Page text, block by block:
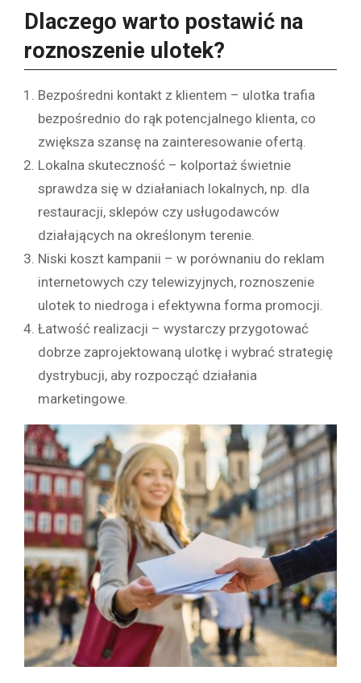
Dlaczego warto postawić na
roznoszenie ulotek?
Bezpośredni kontakt z klientem – ulotka trafia
bezpośrednio do rąk potencjalnego klienta, co
zwiększa szansę na zainteresowanie ofertą.
Lokalna skuteczność – kolportaż świetnie
sprawdza się w działaniach lokalnych, np. dla
restauracji, sklepów czy usługodawców
działających na określonym terenie.
Niski koszt kampanii – w porównaniu do reklam
internetowych czy telewizyjnych, roznoszenie
ulotek to niedroga i efektywna forma promocji.
Łatwość realizacji – wystarczy przygotować
dobrze zaprojektowaną ulotkę i wybrać strategię
dystrybucji, aby rozpocząć działania
marketingowe.